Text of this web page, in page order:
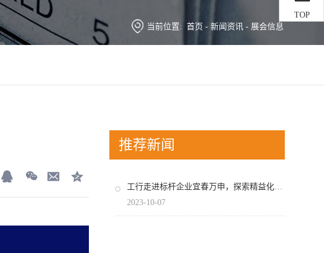
当前位置: 首页 - 新闻资讯 - 展会信息
推荐新闻
工行走进标杆企业宜春万申，探索精益化管理之道！
2023-10-07
TOP